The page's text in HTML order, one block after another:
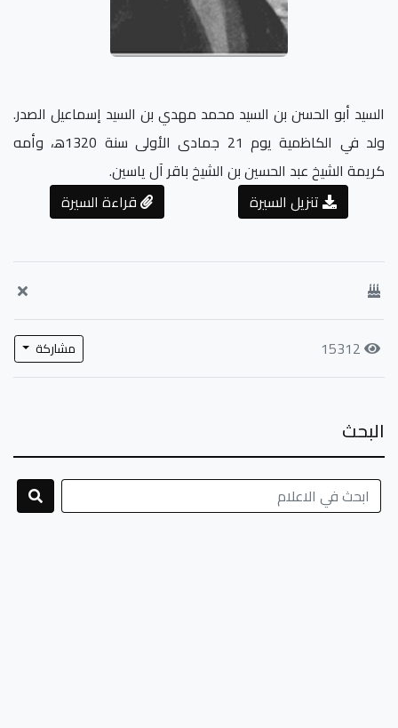
السيد أبو الحسن بن السيد محمد مهدي بن السيد إسماعيل الصدر.
ولد في الكاظمية يوم 21 جمادى الأولى سنة 1320ﻫ، وأمه
كريمة الشيخ عبد الحسين بن الشيخ باقر آل ياسين.
تنزيل السيرة
قراءة السيرة
15312 مشاركة
البحث